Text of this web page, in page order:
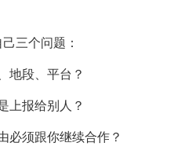
三个问题：
地段、平台？
上报给别人？
必须跟你继续合作？